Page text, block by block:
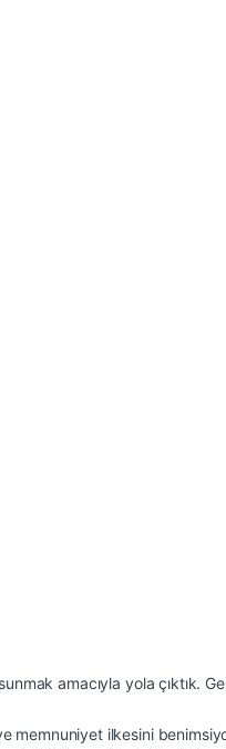
amacıyla yola çıktık.
ilkesini